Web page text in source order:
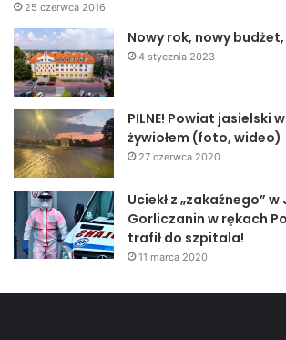
25 czerwca 2016
Nowy rok, nowy
4 stycznia 2023
PILNE! Powiat jasielski
żywiołem (foto, wideo)
27 czerwca 2020
Uciekł z „zakaźnego” w
Gorliczanin w rękach
trafił do szpitala!
11 marca 2020